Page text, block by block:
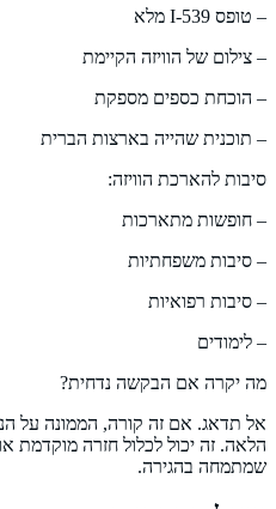
– טופס I-539 מלא
– צילום של הוויזה הקיימת
– הוכחת כספים מספקת
– תוכנית שהייה בארצות הברית
סיבות להארכת הוויזה:
– חופשות מתארכות
– סיבות משפחתיות
– סיבות רפואיות
– לימודים
מה יקרה אם הבקשה נדחית?
אל תדאג. אם זה קורה, הממונה על
הלאה. זה יכול לכלול חזרה מוקדמת
שמתמחה בהגירה.